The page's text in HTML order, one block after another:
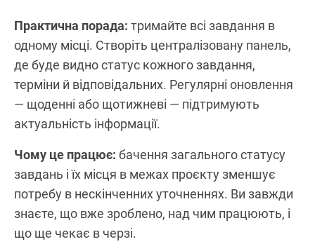
Практична порада: тримайте всі завдання в
одному місці. Створіть централізовану панель,
де буде видно статус кожного завдання,
терміни й відповідальних. Регулярні оновлення
— щоденні або щотижневі — підтримують
актуальність інформації.
Чому це працює: бачення загального статусу
завдань і їх місця в межах проєкту зменшує
потребу в нескінченних уточненнях. Ви завжди
знаєте, що вже зроблено, над чим працюють, і
що ще чекає в черзі.